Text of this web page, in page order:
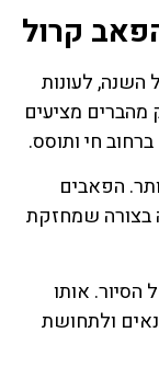
קרול
השנה, לעונות
מהברים מציעים
חי ותוסס.
הפאבים
בצורה שמחזקת
אותו
ולתחושת